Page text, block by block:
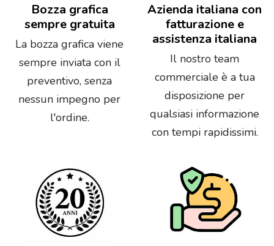
Bozza grafica
sempre gratuita
La bozza grafica viene
sempre inviata con il
preventivo, senza
nessun impegno per
l'ordine.
Azienda italiana con
fatturazione e
assistenza italiana
Il nostro team
commerciale è a tua
disposizione per
qualsiasi informazione
con tempi rapidissimi.